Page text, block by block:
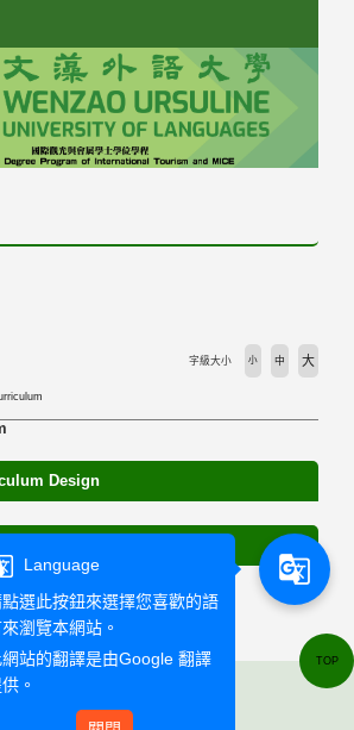
字級大小 小 中 大
Design
TOP
Language
選此按鈕來選擇您喜歡的語
瀏覽本網站。
網站的翻譯是由Google 翻譯
。
g_translate